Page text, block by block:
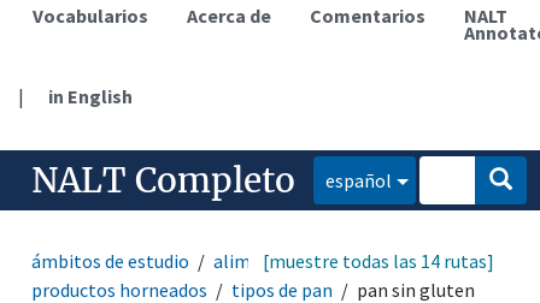
Vocabularios Acerca de Comentarios NALT
| in English
NALT Completo español
ámbitos de estudio alimentos
alimentos cocidos
productos horneados
tipos de pan pan sin gluten
[muestre todas las 14 rutas]